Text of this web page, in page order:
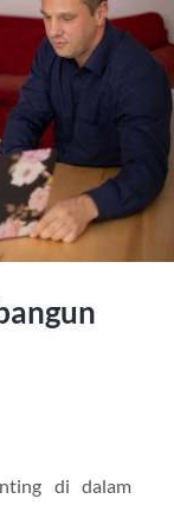
di dalam